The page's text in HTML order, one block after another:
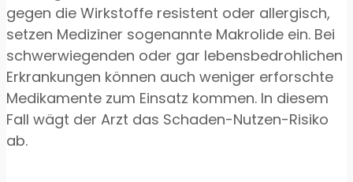
gegen die Wirkstoffe resistent oder allergisch,
setzen Mediziner sogenannte Makrolide ein. Bei
schwerwiegenden oder gar lebensbedrohlichen
Erkrankungen können auch weniger erforschte
Medikamente zum Einsatz kommen. In diesem
Fall wägt der Arzt das Schaden-Nutzen-Risiko
ab.